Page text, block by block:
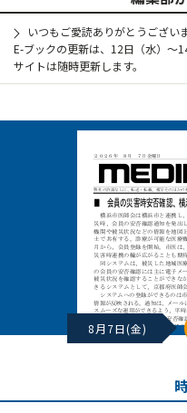
いつもご愛読ありがとうございま
E-ブックの更新は、12日（水）～
サイトは随時更新します。
8月7日(金)